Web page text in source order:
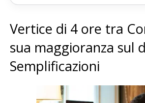
Vertice di 4 ore tra
sua maggioranza sul
Semplificazioni